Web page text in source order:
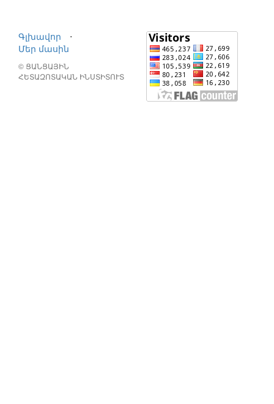
Գլխավոր
⋅
Մեր մասին
© ՑԱՆՑԱՅԻՆ
ՀԵՏԱԶՈՏԱԿԱՆ ԻՆՍՏԻՏՈՒՏ